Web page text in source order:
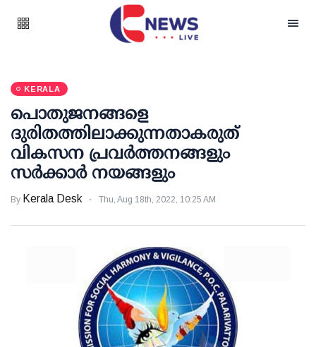
KERALA
പൊതുജനങ്ങളെ
ദുരിതത്തിലാക്കുന്നതാകരുത്
വികസന പ്രവർത്തനങ്ങളും
സർക്കാർ നയങ്ങളും
By Kerala Desk Thu, Aug 18th, 2022, 10:25 AM